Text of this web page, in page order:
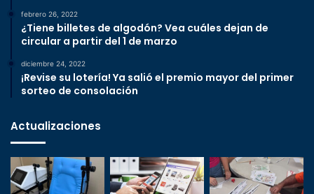
febrero 26, 2022
¿Tiene billetes de algodón? Vea cuáles dejan de
circular a partir del 1 de marzo
diciembre 24, 2022
¡Revise su lotería! Ya salió el premio mayor del primer
sorteo de consolación
Actualizaciones